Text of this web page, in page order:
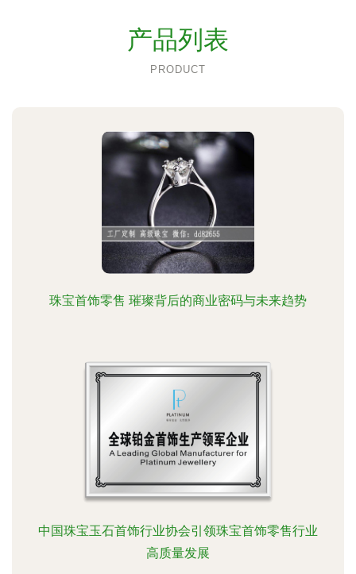
产品列表
PRODUCT
珠宝首饰零售 璀璨背后的商业密码与未来趋势
中国珠宝玉石首饰行业协会引领珠宝首饰零售行业
高质量发展